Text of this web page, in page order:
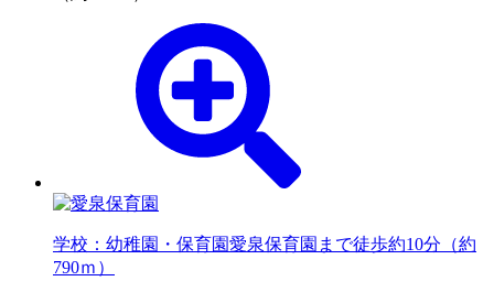
学校：幼稚園・保育園愛泉保育園まで徒歩約10分（約
790ｍ）